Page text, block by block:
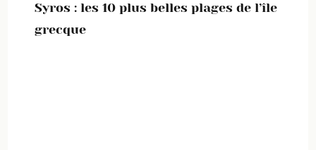
Syros : les 10 plus belles plages de l’île
grecque